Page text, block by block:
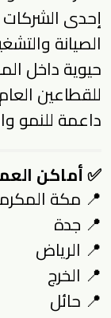
إحدى
الصيانة
حيوية داخل
للقطاعين
داعمة للنمو
✅ أماكن
📍 مكة
📍 جدة
📍 الرياض
📍 الخرج
📍 حائل